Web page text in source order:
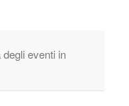
eventi in